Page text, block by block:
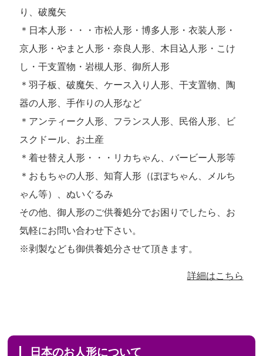
り、破魔矢
＊日本人形・・・市松人形・博多人形・衣装人形・
京人形・やまと人形・奈良人形、木目込人形・こけ
し・干支置物・岩槻人形、御所人形
＊羽子板、破魔矢、ケース入り人形、干支置物、陶
器の人形、手作りの人形など
＊アンティーク人形、フランス人形、民俗人形、ビ
スクドール、お土産
＊着せ替え人形・・・リカちゃん、バービー人形等
＊おもちゃの人形、知育人形（ぽぽちゃん、メルち
ゃん等）、ぬいぐるみ
その他、御人形のご供養処分でお困りでしたら、お
気軽にお問い合わせ下さい。
※剥製なども御供養処分させて頂きます。
詳細はこちら
日本のお人形について